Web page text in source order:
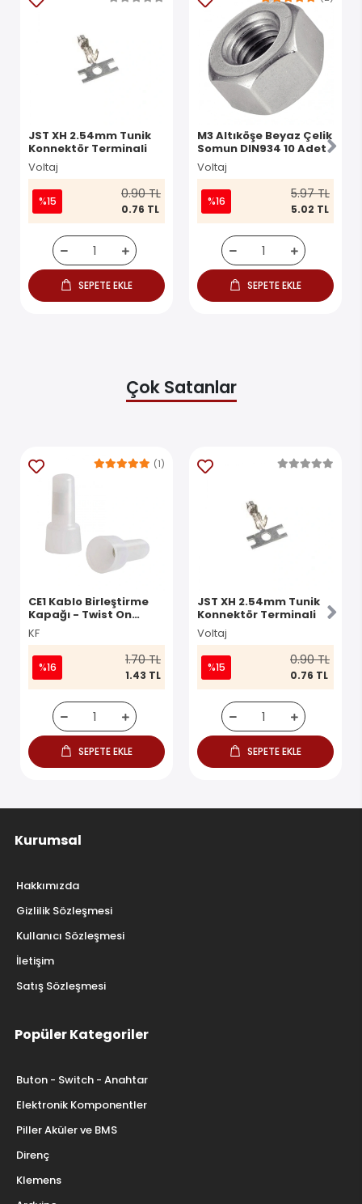
JST XH 2.54mm Tunik
Konnektör Terminali
Voltaj
%15 0.90 TL
0.76 TL
SEPETE EKLE
M3 Altıköşe Beyaz Çelik
Somun DIN934 10 Adet
Voltaj
%16 5.97 TL
5.02 TL
SEPETE EKLE
Çok Satanlar
CE1 Kablo Birleştirme
Kapağı - Twist On
Konnektör
KF
(1)
%16 1.70 TL
1.43 TL
SEPETE EKLE
JST XH 2.54mm Tunik
Konnektör Terminali
Voltaj
%15 0.90 TL
0.76 TL
SEPETE EKLE
Kurumsal
Hakkımızda
Gizlilik Sözleşmesi
Kullanıcı Sözleşmesi
İletişim
Satış Sözleşmesi
Popüler Kategoriler
Buton - Switch - Anahtar
Elektronik Komponentler
Piller Aküler ve BMS
Direnç
Klemens